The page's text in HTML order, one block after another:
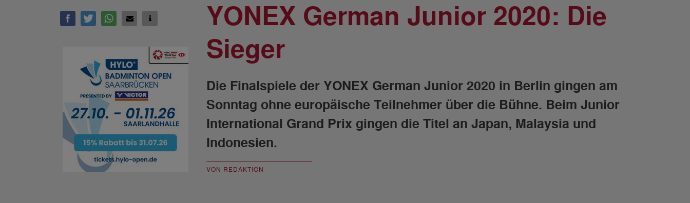
YONEX German Junior 2020: Die
Sieger
Die Finalspiele der YONEX German Junior 2020 in Berlin gingen am
Sonntag ohne europäische Teilnehmer über die Bühne. Beim Junior
International Grand Prix gingen die Titel an Japan, Malaysia und
Indonesien.
VON REDAKTION